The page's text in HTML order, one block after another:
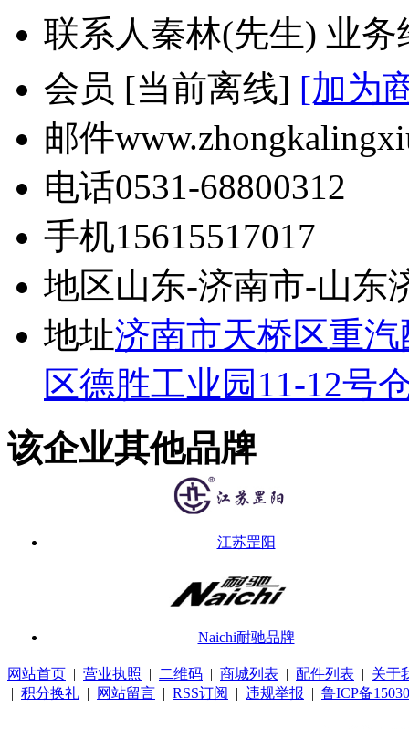
联系人秦林(先生) 业
会员 [当前离线] [加为
邮件
电话0531-68800312
手机15615517017
地区山东-济南市-山东
地址济南市天桥区重
区德胜工业园11-12号
该企业其他品牌
江苏罡阳
Naichi耐驰品牌
网站首页 | 营业执照 | 二维码 | 商城列表 | 配件列表 | 关于
| 积分换礼 | 网站留言 | RSS订阅 | 违规举报 | 鲁ICP备